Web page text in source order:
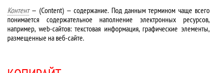
Контент— (Content) — содержание. Под данным термином чаще всего
понимается содержательное наполнение электронных ресурсов,
например, web-сайтов: текстовая информация, графические элементы,
размещенные на веб-сайте.